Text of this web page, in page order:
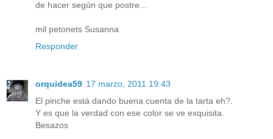
de hacer según que postre...
mil petonets Susanna
Responder
orquidea59 17 marzo, 2011 19:43
El pinche está dando buena cuenta de la tarta eh?.
Y es que la verdad con ese color se ve exquisita.
Besazos